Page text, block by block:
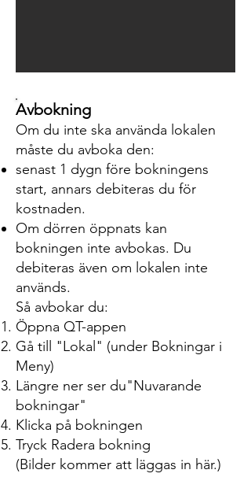
Avbokning
Om du inte ska använda lokalen
måste du avboka den:
senast 1 dygn före bokningens
start, annars debiteras du för
kostnaden.
Om dörren öppnats kan
bokningen inte avbokas. Du
debiteras även om lokalen inte
används.
Så avbokar du:
Öppna QT-appen
Gå till "Lokal" (under Bokningar i
Meny)
Längre ner ser du"Nuvarande
bokningar"
Klicka på bokningen
Tryck Radera bokning
(Bilder kommer att läggas in här.)